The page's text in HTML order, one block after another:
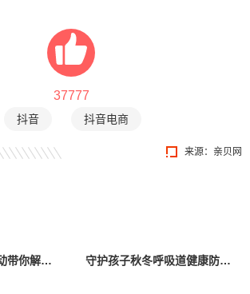
37777
抖音 抖音电商
来源： 亲贝网
「遛娃好去处」活动带你解锁热门新场景，发现遛娃新灵感！ 守护孩子秋冬呼吸道健康防线：“好好呼吸”婴幼儿呼吸道健康科普项目在京启动